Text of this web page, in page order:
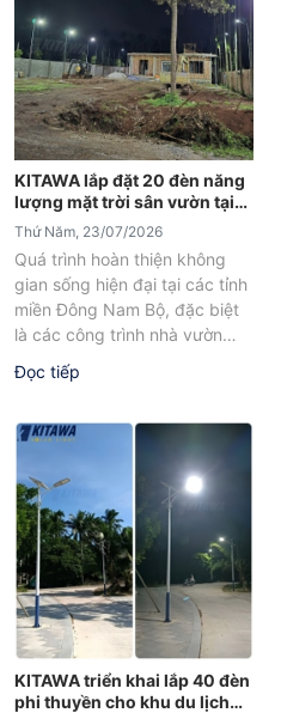
KITAWA lắp đặt 20 đèn năng
lượng mặt trời sân vườn tại
Bình Phước
Thứ Năm, 23/07/2026
Quá trình hoàn thiện không
gian sống hiện đại tại các tỉnh
miền Đông Nam Bộ, đặc biệt
là các công trình nhà vườn
quy mô...
Đọc tiếp
KITAWA triển khai lắp 40 đèn
phi thuyền cho khu du lịch